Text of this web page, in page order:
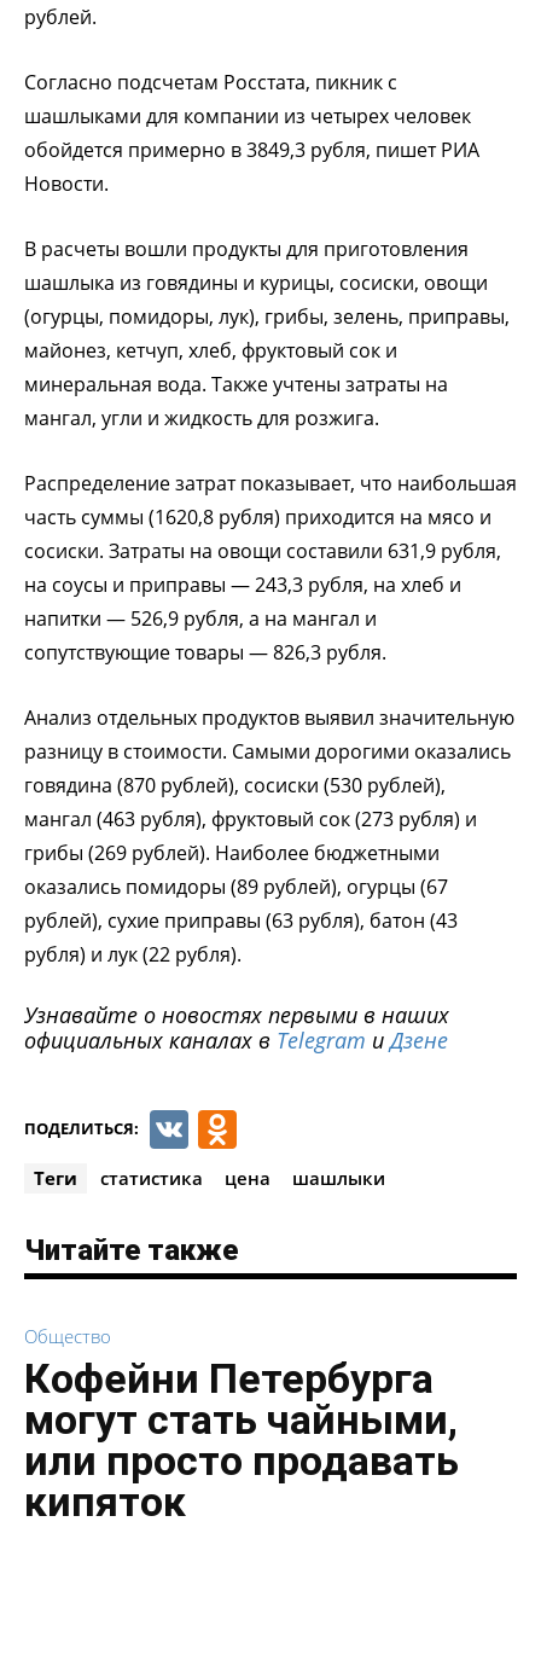
рублей.
Согласно подсчетам Росстата, пикник с
шашлыками для компании из четырех человек
обойдется примерно в 3849,3 рубля, пишет РИА
Новости.
В расчеты вошли продукты для приготовления
шашлыка из говядины и курицы, сосиски, овощи
(огурцы, помидоры, лук), грибы, зелень, приправы,
майонез, кетчуп, хлеб, фруктовый сок и
минеральная вода. Также учтены затраты на
мангал, угли и жидкость для розжига.
Распределение затрат показывает, что наибольшая
часть суммы (1620,8 рубля) приходится на мясо и
сосиски. Затраты на овощи составили 631,9 рубля,
на соусы и приправы — 243,3 рубля, на хлеб и
напитки — 526,9 рубля, а на мангал и
сопутствующие товары — 826,3 рубля.
Анализ отдельных продуктов выявил значительную
разницу в стоимости. Самыми дорогими оказались
говядина (870 рублей), сосиски (530 рублей),
мангал (463 рубля), фруктовый сок (273 рубля) и
грибы (269 рублей). Наиболее бюджетными
оказались помидоры (89 рублей), огурцы (67
рублей), сухие приправы (63 рубля), батон (43
рубля) и лук (22 рубля).
Узнавайте о новостях первыми в наших
официальных каналах в Telegram иДзене
ПОДЕЛИТЬСЯ: VK
Теги статистика цена шашлыки
Читайте также
Общество
Кофейни Петербурга
могут стать чайными,
или просто продавать
кипяток